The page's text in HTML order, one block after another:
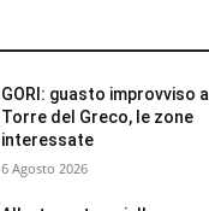
GORI: guasto improvviso a
Torre del Greco, le zone
interessate
6 Agosto 2026